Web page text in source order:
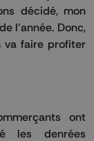
décidé, mon
l'année. Donc,
va faire profiter
ont
les denrées